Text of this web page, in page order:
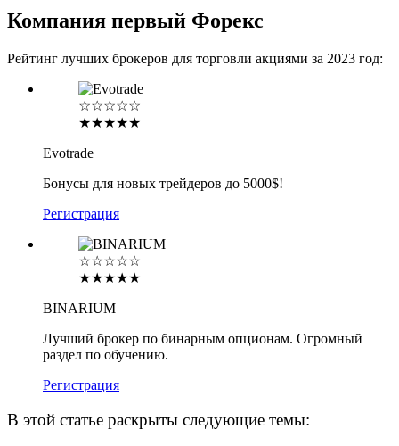
Компания первый Форекс
Рейтинг лучших брокеров для торговли акциями за 2023 год:
☆☆☆☆☆
★★★★★
Evotrade
Бонусы для новых трейдеров до 5000$!
Регистрация
☆☆☆☆☆
★★★★★
BINARIUM
Лучший брокер по бинарным опционам. Огромный
раздел по обучению.
Регистрация
В этой статье раскрыты следующие темы: